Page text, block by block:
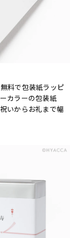
料で包装紙ラッピ
カラーの包装紙
いからお礼まで幅